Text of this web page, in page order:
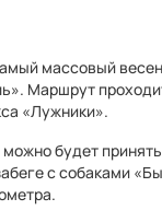
массовый
Маршрут
«Лужники».
можно будет
с собаками